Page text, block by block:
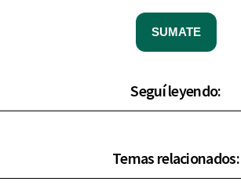
SUMATE
Seguí leyendo:
Temas relacionados: